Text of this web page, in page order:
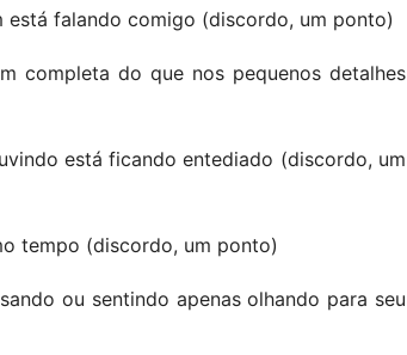
está falando comigo (discordo, um ponto)
completa do que nos pequenos detalhes
está ficando entediado (discordo, um
tempo (discordo, um ponto)
ou sentindo apenas olhando para seu